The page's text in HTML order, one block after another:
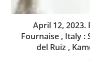
April 12, 2023.
Fournaise , Italy :
del Ruiz ,